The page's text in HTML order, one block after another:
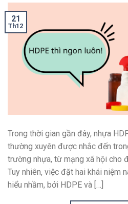
21
Th12
Trong thời gian gần đây, nhựa
thường xuyên được nhắc đến
trường nhựa, từ mạng xã hội cho
Tuy nhiên, việc đặt hai khái niệm
hiểu nhầm, bởi HDPE và […]